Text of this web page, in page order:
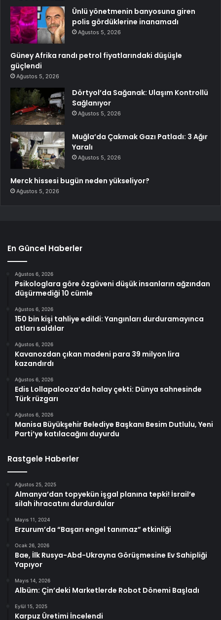
Ünlü yönetmenin banyosuna giren
polis gördüklerine inanamadı
Ağustos 5, 2026
Güney Afrika randı petrol fiyatlarındaki düşüşle
güçlendi
Ağustos 5, 2026
Dörtyol’da Sağanak: Ulaşım Kontrollü
Sağlanıyor
Ağustos 5, 2026
Muğla’da Çakmak Gazı Patladı: 3 Ağır
Yaralı
Ağustos 5, 2026
Merck hissesi bugün neden yükseliyor?
Ağustos 5, 2026
En Güncel Haberler
Ağustos 6, 2026
Psikologlara göre özgüveni düşük insanların ağzından
düşürmediği 10 cümle
Ağustos 6, 2026
150 bin kişi tahliye edildi: Yangınları durduramayınca
atları saldılar
Ağustos 6, 2026
Kavanozdan çıkan madeni para 39 milyon lira
kazandırdı
Ağustos 6, 2026
Edis Lollapalooza’da halay çekti: Dünya sahnesinde
Türk rüzgarı
Ağustos 6, 2026
Manisa Büyükşehir Belediye Başkanı Besim Dutlulu, Yeni
Parti’ye katılacağını duyurdu
Rastgele Haberler
Ağustos 25, 2025
Almanya’dan topyekün işgal planına tepki! İsrail’e
silah ihracatını durdurdular
Mayıs 11, 2024
Erzurum’da “Başarı engel tanımaz” etkinliği
Ocak 26, 2026
Bae, İlk Rusya-Abd-Ukrayna Görüşmesine Ev Sahipliği
Yapıyor
Mayıs 14, 2026
Albüm: Çin’deki Marketlerde Robot Dönemi Başladı
Eylül 15, 2025
Karpuz Üretimi İncelendi